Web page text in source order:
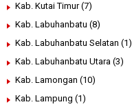
Kab. Kutai Timur (7)
Kab. Labuhanbatu (8)
Kab. Labuhanbatu Selatan (1)
Kab. Labuhanbatu Utara (3)
Kab. Lamongan (10)
Kab. Lampung (1)